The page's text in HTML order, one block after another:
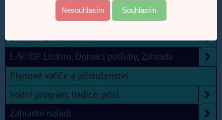
E-SHOP Barvy-Laky
E-SHOP Elektronářadí
E-SHOP Elektro, Domácí potřeby, Zahrada
Plynové vařiče a příslušenství
Vodní program, hadice, přísl.
Zahradní nářadí
Nesouhlasím Souhlasím